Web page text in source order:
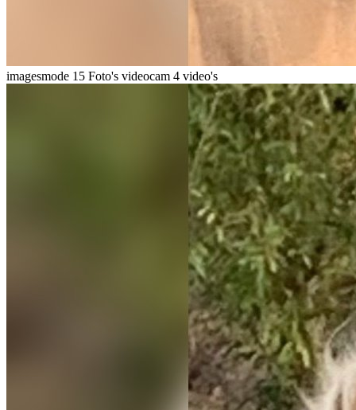
imagesmode 15 Foto's videocam 4 video's